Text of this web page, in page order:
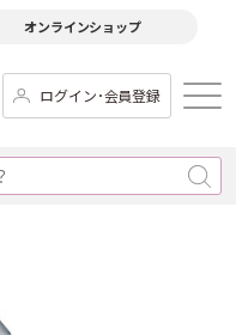
オンラインショップ
ログイン･会員登録